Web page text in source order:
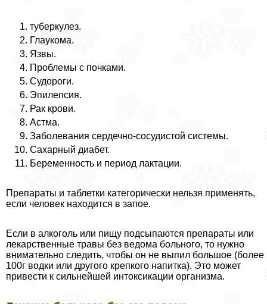
туберкулез.
Глаукома.
Язвы.
Проблемы с почками.
Судороги.
Эпилепсия.
Рак крови.
Астма.
Заболевания сердечно-сосудистой системы.
Сахарный диабет.
Беременность и период лактации.
Препараты и таблетки категорически нельзя применять,
если человек находится в запое.
Если в алкоголь или пищу подсыпаются препараты или
лекарственные травы без ведома больного, то нужно
внимательно следить, чтобы он не выпил большое (более
100г водки или другого крепкого напитка). Это может
привести к сильнейшей интоксикации организма.